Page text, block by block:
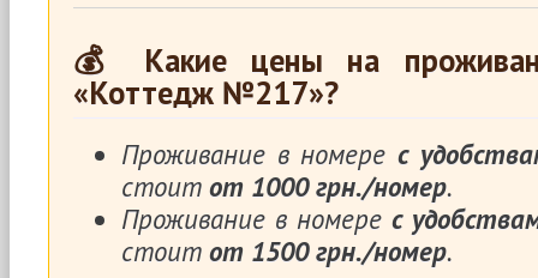
💰 Какие цены на
«Коттедж №217»?
Проживание в номерес
стоит от 1000 грн./номер.
Проживание в номере с
стоит от 1500 грн./номер.